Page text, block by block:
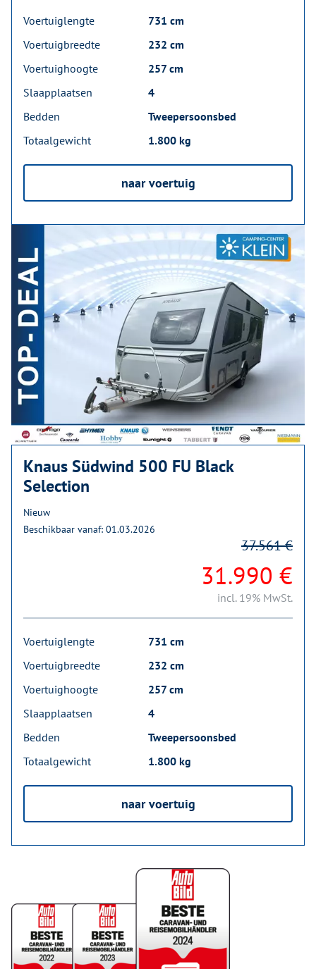
Voertuiglengte
731 cm
Voertuigbreedte
232 cm
Voertuighoogte
257 cm
Slaapplaatsen
4
Bedden
Tweepersoonsbed
Totaalgewicht
1.800 kg
naar voertuig
Knaus Südwind 500 FU Black
Selection
Nieuw
Beschikbaar vanaf: 01.03.2026
31.990 €
37.561 €
incl. 19% MwSt.
Voertuiglengte
731 cm
Voertuigbreedte
232 cm
Voertuighoogte
257 cm
Slaapplaatsen
4
Bedden
Tweepersoonsbed
Totaalgewicht
1.800 kg
naar voertuig